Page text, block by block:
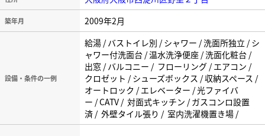
築年月 2009年2月
設備・条件の一例
給湯 / バストイレ別 / シャワー / 洗面所独立 / シ
ャワー付洗面台 / 温水洗浄便座 / 洗面化粧台 /
出窓 / バルコニー / フローリング / エアコン /
クロゼット / シューズボックス / 収納スペース /
オートロック / エレベーター / 光ファイバ
ー / CATV / 対面式キッチン / ガスコンロ設置
済 / 外壁タイル張り / 室内洗濯機置き場 /